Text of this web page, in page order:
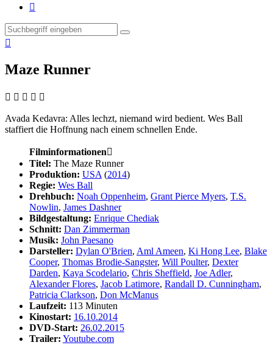


Maze Runner
    
Avada Kedavra: Alles lechzt, niemand wird bedient. Wes Ball
staffiert die Hoffnung nach einem schnellen Ende.
Filminformationen
Titel: The Maze Runner
Produktion: USA (2014)
Regie: Wes Ball
Drehbuch: Noah Oppenheim, Grant Pierce Myers, T.S.
Nowlin, James Dashner
Bildgestaltung: Enrique Chediak
Schnitt: Dan Zimmerman
Musik: John Paesano
Darsteller: Dylan O'Brien, Aml Ameen, Ki Hong Lee, Blake
Cooper, Thomas Brodie-Sangster, Will Poulter, Dexter
Darden, Kaya Scodelario, Chris Sheffield, Joe Adler,
Alexander Flores, Jacob Latimore, Randall D. Cunningham,
Patricia Clarkson, Don McManus
Laufzeit: 113 Minuten
Kinostart: 16.10.2014
DVD-Start: 26.02.2015
Trailer: Youtube.com